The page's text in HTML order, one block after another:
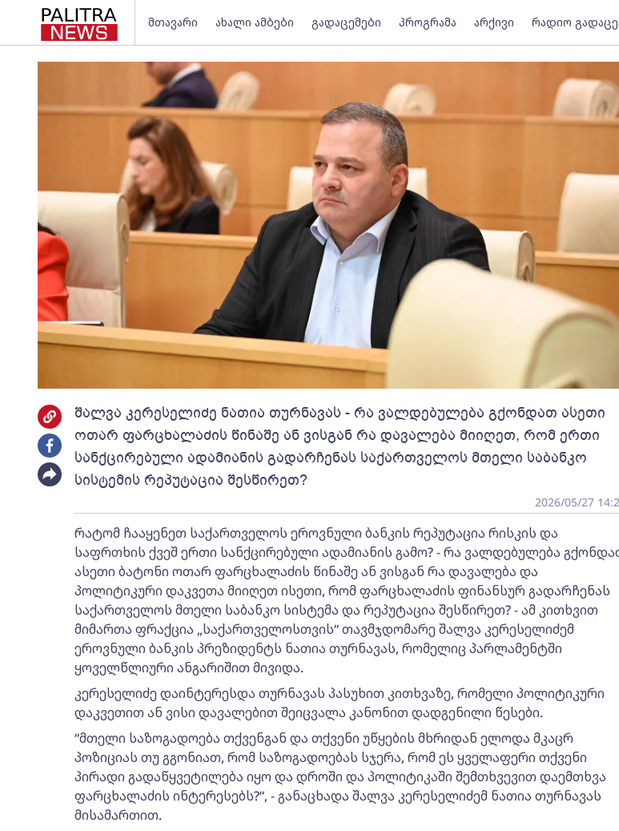
მთავარი ახალი ამბები გადაცემები პროგრამა არქივი რადიო
შალვა კერესელიძე ნათია თურნავას - რა ვალდებულება გქონდათ ასეთი
ოთარ ფარცხალაძის წინაშე ან ვისგან რა დავალება მიიღეთ, რომ ერთი
სანქცირებული ადამიანის გადარჩენას საქართველოს მთელი საბანკო
სისტემის რეპუტაცია შესწირეთ?
2026/05/27
რატომ ჩააყენეთ საქართველოს ეროვნული ბანკის რეპუტაცია რისკის და
საფრთხის ქვეშ ერთი სანქცირებული ადამიანის გამო? - რა ვალდებულება
ასეთი ბატონი ოთარ ფარცხალაძის წინაშე ან ვისგან რა დავალება და
პოლიტიკური დაკვეთა მიიღეთ ისეთი, რომ ფარცხალაძის ფინანსურ გადარჩენას
საქართველოს მთელი საბანკო სისტემა და რეპუტაცია შესწირეთ? - ამ კითხვით
მიმართა ფრაქცია „საქართველოსთვის“ თავმჯდომარე შალვა კერესელიძემ
ეროვნული ბანკის პრეზიდენტს ნათია თურნავას, რომელიც პარლამენტში
ყოველწლიური ანგარიშით მივიდა.
კერესელიძე დაინტერესდა თურნავას პასუხით კითხვაზე, რომელი პოლიტიკური
დაკვეთით ან ვისი დავალებით შეიცვალა კანონით დადგენილი წესები.
“მთელი საზოგადოება თქვენგან და თქვენი უწყების მხრიდან ელოდა მკაცრ
პოზიციას თუ გგონიათ, რომ საზოგადოებას სჯერა, რომ ეს ყველაფერი თქვენი
პირადი გადაწყვეტილება იყო და დროში და პოლიტიკაში შემთხვევით დაემთხვა
ფარცხალაძის ინტერესებს?“, - განაცხადა შალვა კერესელიძემ ნათია თურნავას
მისამართით.